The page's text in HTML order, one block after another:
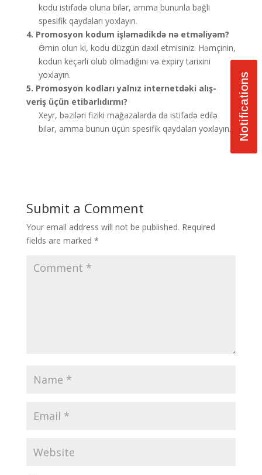
kodu istifadə oluna bilər, amma bununla bağlı
spesifik qaydaları yoxlayın.
4. Promosyon kodum işləmədikdə nə etməliyəm?
Əmin olun ki, kodu düzgün daxil etmisiniz. Həmçinin,
kodun keçərli olub olmadığını və expiry tarixini
yoxlayın.
5. Promosyon kodları yalnız internetdəki alış-
veriş üçün etibarlıdırmı?
Xeyr, bəziləri fiziki mağazalarda da istifadə edilə
bilər, amma bunun üçün spesifik qaydaları yoxlayın.
Submit a Comment
Your email address will not be published. Required
fields are marked *
Notifications